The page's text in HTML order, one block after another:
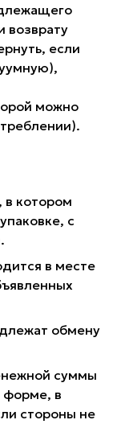
возврату
если
можно
в котором
с
в месте
обмену
суммы
форме, в
стороны не